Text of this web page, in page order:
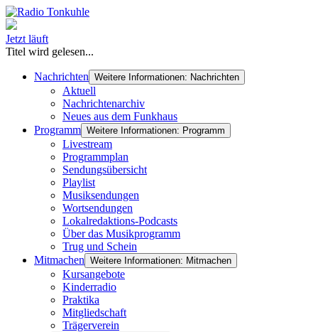
Jetzt läuft
Titel wird gelesen...
Nachrichten Weitere Informationen: Nachrichten
Aktuell
Nachrichtenarchiv
Neues aus dem Funkhaus
Programm Weitere Informationen: Programm
Livestream
Programmplan
Sendungsübersicht
Playlist
Musiksendungen
Wortsendungen
Lokalredaktions-Podcasts
Über das Musikprogramm
Trug und Schein
Mitmachen Weitere Informationen: Mitmachen
Kursangebote
Kinderradio
Praktika
Mitgliedschaft
Trägerverein